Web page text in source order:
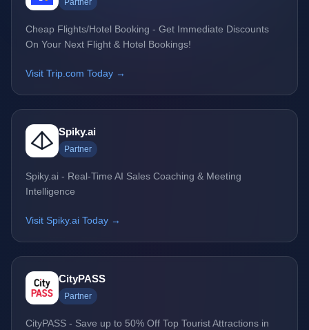
Partner
Cheap Flights/Hotel Booking - Get Immediate Discounts
On Your Next Flight & Hotel Bookings!
Visit Trip.com Today →
Spiky.ai
Partner
Spiky.ai - Real-Time AI Sales Coaching & Meeting
Intelligence
Visit Spiky.ai Today →
CityPASS
Partner
CityPASS - Save up to 50% Off Top Tourist Attractions in